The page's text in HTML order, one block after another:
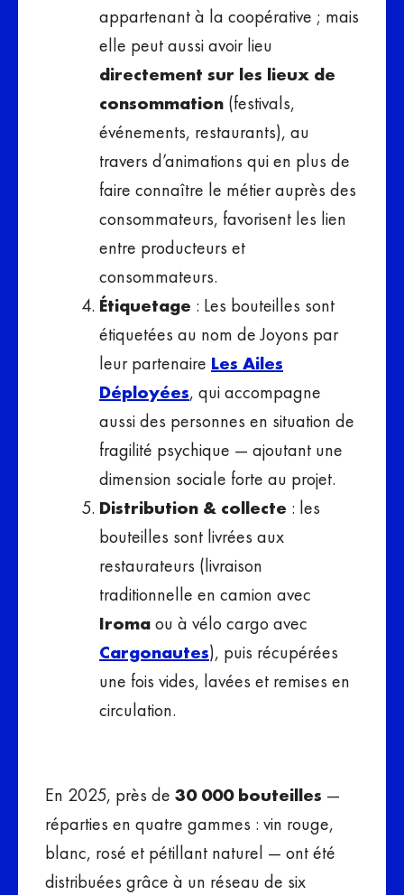
appartenant à la coopérative ; mais
elle peut aussi avoir lieu
directement sur les lieux de
consommation (festivals,
événements, restaurants), au
travers d’animations qui en plus de
faire connaître le métier auprès des
consommateurs, favorisent les lien
entre producteurs et
consommateurs.
Étiquetage : Les bouteilles sont
étiquetées au nom de Joyons par
leur partenaire Les Ailes
Déployées, qui accompagne
aussi des personnes en situation de
fragilité psychique — ajoutant une
dimension sociale forte au projet.
Distribution & collecte : les
bouteilles sont livrées aux
restaurateurs (livraison
traditionnelle en camion avec
Iromaou à vélo cargo avec
Cargonautes), puis récupérées
une fois vides, lavées et remises en
circulation.
En 2025, près de 30 000 bouteilles —
réparties en quatre gammes : vin rouge,
blanc, rosé et pétillant naturel — ont été
distribuées grâce à un réseau de six